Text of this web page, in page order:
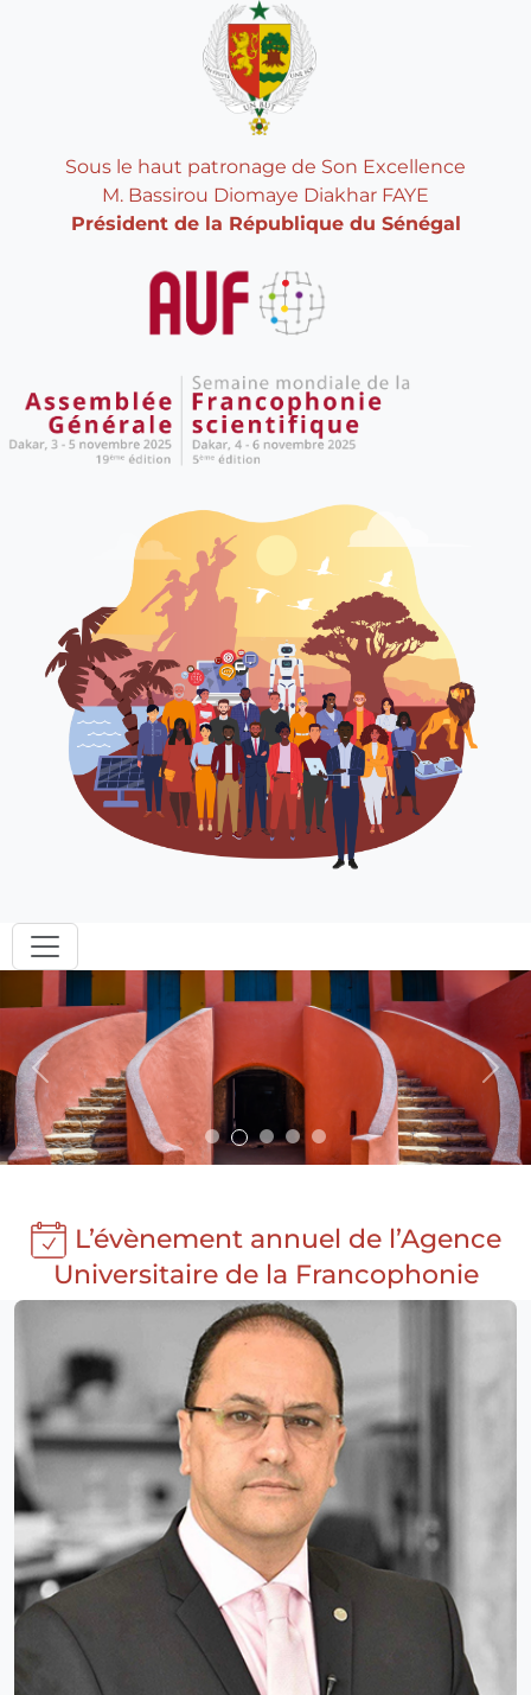
Sous le haut patronage de Son Excellence
M. Bassirou Diomaye Diakhar FAYE
Président de la République du Sénégal
Previous
L’évènement annuel de l’Agence
Universitaire de la Francophonie